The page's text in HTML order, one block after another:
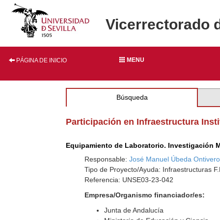
Vicerrectorado
PÁGINA DE INICIO MENU
Búsqueda
Participación en Infraestructura
Equipamiento de Laboratorio. Investigación
Responsable:José Manuel Úbeda
Tipo de Proyecto/Ayuda: Infraestructuras
Referencia: UNSE03-23-042
Empresa/Organismo financiador/es:
Junta de Andalucía